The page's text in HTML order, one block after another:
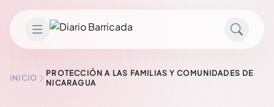
INICIO
PROTECCIÓN A LAS FAMILIAS Y COMUNIDADES DE
NICARAGUA